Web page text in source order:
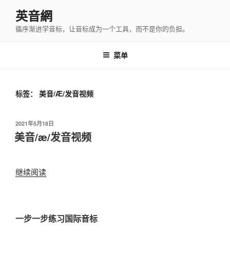
英音網
循序渐进学音标，让音标成为一个工具，而不是你的负担。
菜单
标签： 美音/Æ/发音视频
发
布
于
2021年5月18日
美音/æ/发音视频
继续阅读“美
音
一步一步练习国际音标